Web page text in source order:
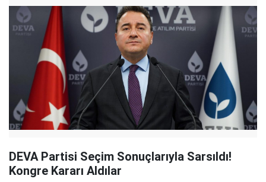
DEVA Partisi Seçim Sonuçlarıyla Sarsıldı!
Kongre Kararı Aldılar